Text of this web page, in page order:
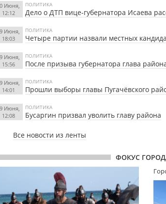
Июня,
12:12
ПОЛИТИКА
Дело о ДТП вице-губернатора Исаева
Июня,
18:03
ПОЛИТИКА
Четыре партии назвали местных
Июня,
15:56
ПОЛИТИКА
После призыва губернатора глава
Июня,
14:01
ПОЛИТИКА
Прошли выборы главы Пугачёвского
Июня,
12:08
ПОЛИТИКА
Бусаргин призвал уволить главу района
Все новости из ленты
ФОКУС